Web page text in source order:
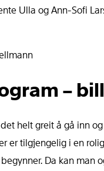
Ulla og Ann-Sofi
–
helt greit å gå inn
er tilgjengelig i en
Da kan man